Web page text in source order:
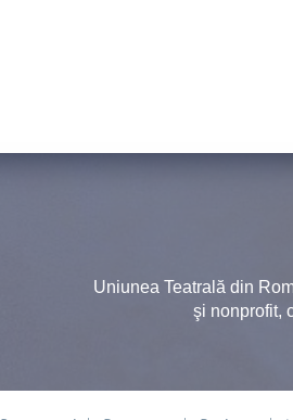
Uniunea Teatrală din
şi nonprofit,